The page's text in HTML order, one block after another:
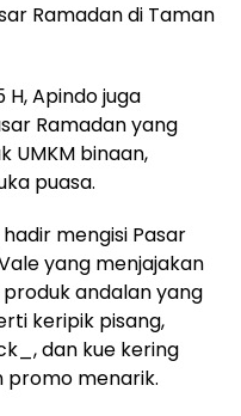
Ramadan di Taman
H, Apindo juga
Ramadan yang
UMKM binaan,
puasa.
mengisi Pasar
yang menjajakan
andalan yang
keripik pisang,
dan kue kering
promo menarik.